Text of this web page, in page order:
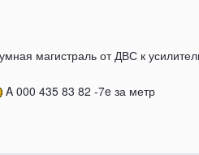
магистраль от ДВС к
A 000 435 83 82 -7e за метр